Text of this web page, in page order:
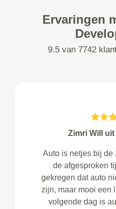
Ervaringen
9.5 van 7742
Zimri Will
Auto is netjes bij de
de afgesproken
gekregen dat auto
zijn, maar mooi een
volgende dag is